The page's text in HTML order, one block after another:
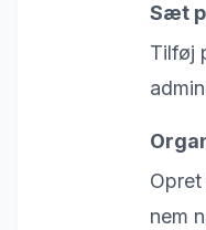
Sæt
Tilføj
nem